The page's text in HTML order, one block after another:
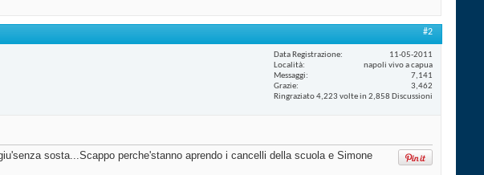
#2
Data Registrazione
11-05-2011
Località
napoli vivo a capua
Messaggi
7,141
Grazie
3,462
Ringraziato 4,223 volte in 2,858 Discussioni
sosta...Scappo perche'stanno aprendo i cancelli della scuola e Simone